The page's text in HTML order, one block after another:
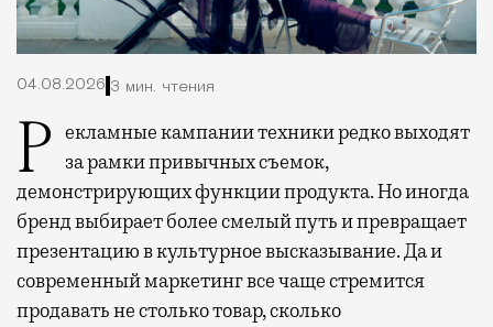
04.08.2026 3 мин. чтения
Рекламные кампании техники редко выходят
за рамки привычных съемок,
демонстрирующих функции продукта. Но иногда
бренд выбирает более смелый путь и превращает
презентацию в культурное высказывание. Да и
современный маркетинг все чаще стремится
продавать не столько товар, сколько